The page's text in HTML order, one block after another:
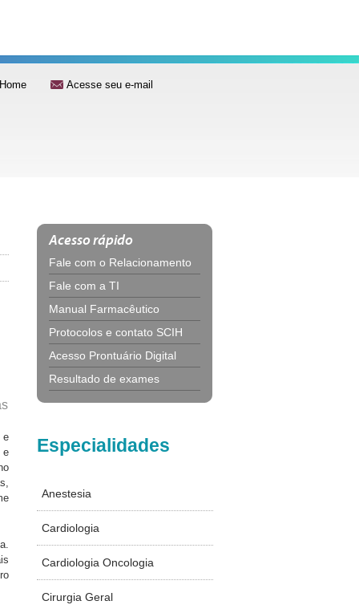
Home Acesse seu e-mail
e
Acesso rápido
Fale com o Relacionamento
Fale com a TI
Manual Farmacêutico
Protocolos e contato SCIH
Acesso Prontuário Digital
Resultado de exames
Especialidades
Anestesia
Cardiologia
Cardiologia Oncologia
Cirurgia Geral